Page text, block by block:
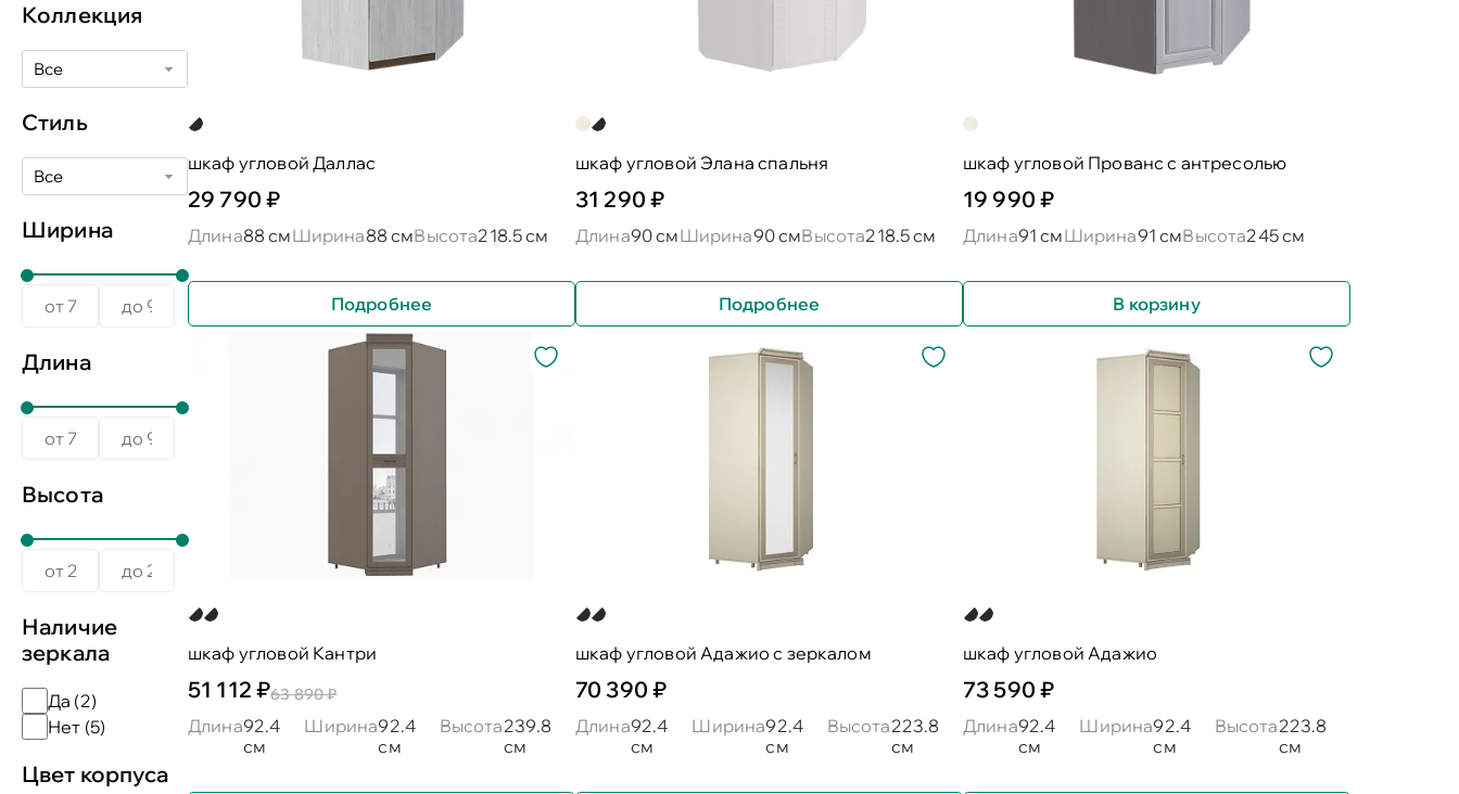
Коллекция
Все
Стиль
Все
Ширина
Длина
Высота
Наличие
зеркала
Да (2)
Нет (5)
Цвет корпуса
шкаф угловой Даллас
29 790 ₽
Длина88 смШирина88 смВысота218.5 см
Подробнее
шкаф угловой Элана спальня
31 290 ₽
Длина90 смШирина90 смВысота218.5 см
Подробнее
шкаф угловой Прованс с антресолью
19 990 ₽
Длина91 смШирина91 смВысота245 см
В корзину
шкаф угловой Кантри
51 112 ₽63 890 ₽
Длина92.4
см
Ширина92.4
см
Высота239.8
см
шкаф угловой Адажио с зеркалом
70 390 ₽
Длина92.4
см
Ширина92.4
см
Высота223.8
см
шкаф угловой Адажио
73 590 ₽
Длина92.4
см
Ширина92.4
см
Высота223.8
см